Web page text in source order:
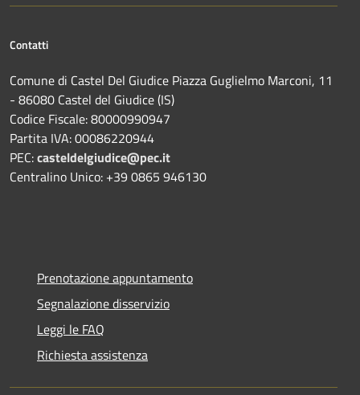
Contatti
Comune di Castel Del Giudice Piazza Guglielmo Marconi, 11
- 86080 Castel del Giudice (IS)
Codice Fiscale: 80000990947
Partita IVA: 00086220944
PEC:casteldelgiudice@pec.it
Centralino Unico: +39 0865 946130
Prenotazione appuntamento
Segnalazione disservizio
Leggi le FAQ
Richiesta assistenza